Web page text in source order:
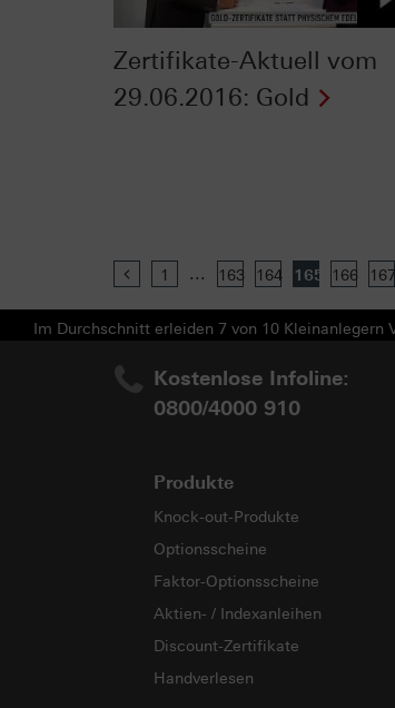
Zertifikate-Aktuell vom
29.06.2016: Gold
Previous
1 ... 163 164 165 166 167
Im Durchschnitt erleiden 7 von 10
Kostenlose Infoline:
0800/4000 910
Produkte
Knock-out-Produkte
Optionsscheine
Faktor-Optionsscheine
Aktien- / Indexanleihen
Discount-Zertifikate
Handverlesen